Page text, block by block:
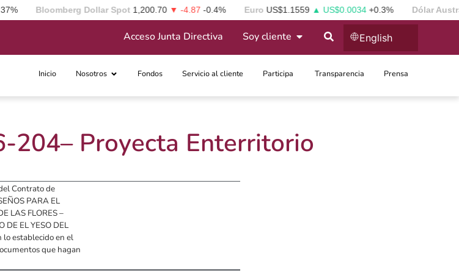
Bloomberg Dollar Spot 1,200.70 ▼ -4.87-0.4% Euro US$1.1559 ▲ US$0.0034+0.3% Dólar
Acceso Junta Directiva Soy cliente English
Inicio Nosotros Fondos Servicio al cliente Participa ​ Transparencia Prensa
204– Proyecta Enterritorio
Contrato de
PARA EL
LAS FLORES –
DE EL YESO DEL
lo establecido en el
que hagan